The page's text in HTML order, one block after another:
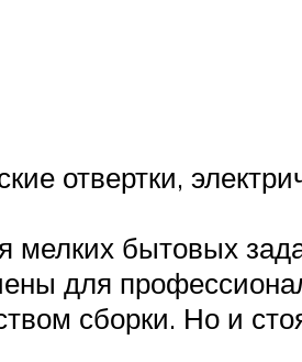
отвертки,
бытовых
для
сборки. Но и